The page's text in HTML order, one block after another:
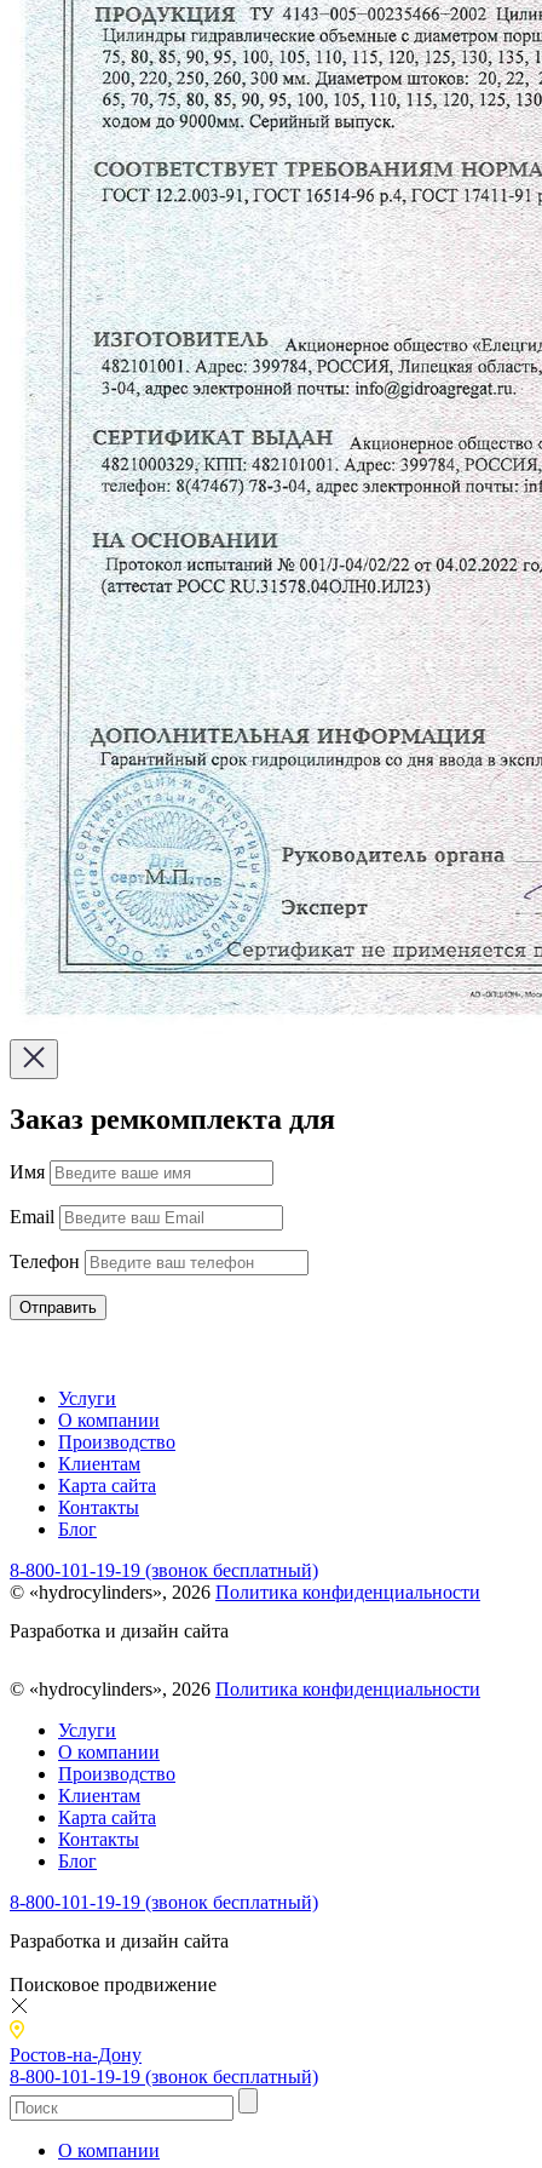
Заказ ремкомплекта для
Имя
Email
Телефон
Отправить
Услуги
О компании
Производство
Клиентам
Карта сайта
Контакты
Блог
8-800-101-19-19 (звонок бесплатный)
© «hydrocylinders», 2026 Политика конфиденциальности
Разработка и дизайн сайта
© «hydrocylinders», 2026 Политика конфиденциальности
Услуги
О компании
Производство
Клиентам
Карта сайта
Контакты
Блог
8-800-101-19-19 (звонок бесплатный)
Разработка и дизайн сайта
Поисковое продвижение
Ростов-на-Дону
8-800-101-19-19 (звонок бесплатный)
О компании